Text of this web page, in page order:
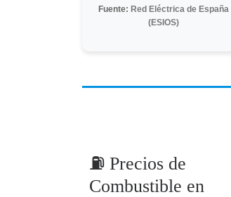
Fuente: Red Eléctrica de España
(ESIOS)
⛽ Precios de
Combustible en